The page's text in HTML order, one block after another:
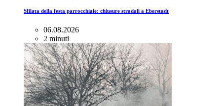
Sfilata della festa parrocchiale: chiusure stradali a Eberstadt
06.08.2026
2 minuti